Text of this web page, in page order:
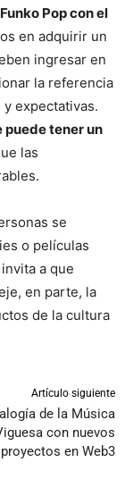
Pop con el
en adquirir un
ingresar en
la referencia
expectativas.
puede tener un
las
se
o películas
a que
en parte, la
de la cultura
Artículo siguiente
de la Música
con nuevos
proyectos en Web3